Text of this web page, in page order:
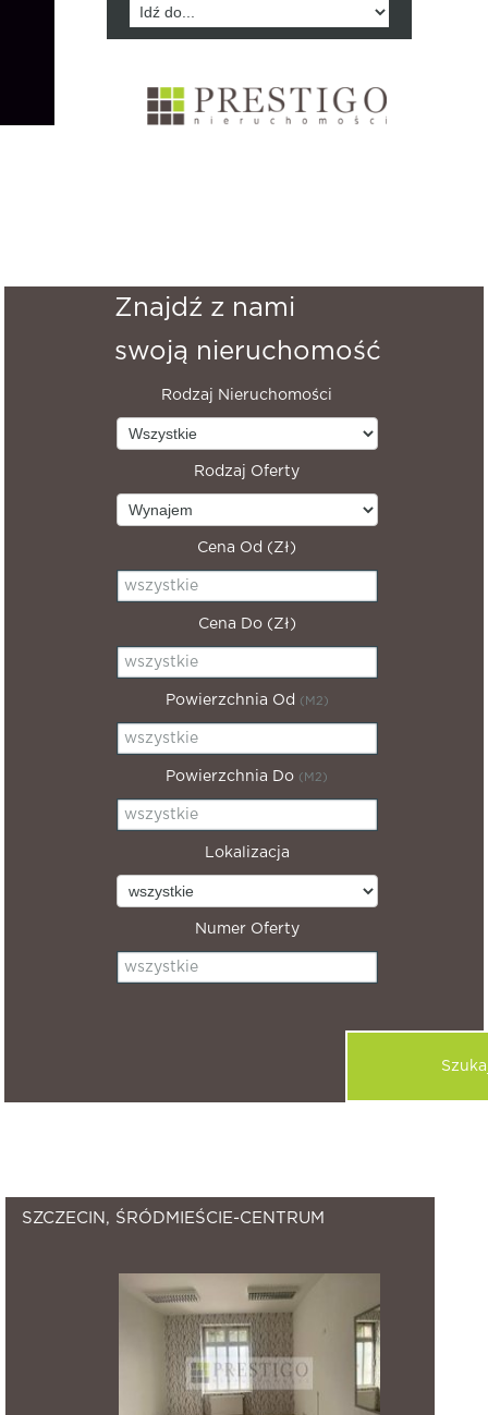
Znajdź z nami
swoją nieruchomość
Rodzaj Nieruchomości
Rodzaj Oferty
Cena Od (zł)
Cena Do (zł)
Powierzchnia Od (m2)
Powierzchnia Do (m2)
Lokalizacja
Numer Oferty
SZCZECIN, ŚRÓDMIEŚCIE-CENTRUM